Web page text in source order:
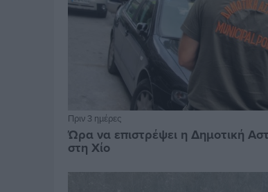
Πριν 3 ημέρες
Ώρα να επιστρέψει η Δημοτική
στη Χίο